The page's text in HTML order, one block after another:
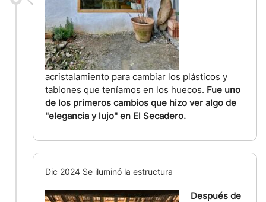
acristalamiento para cambiar los plásticos y
tablones que teníamos en los huecos. Fue uno
de los primeros cambios que hizo ver algo de
"elegancia y lujo" en El Secadero.
Dic 2024 Se iluminó la estructura
Después de